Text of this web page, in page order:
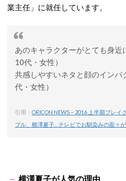
業主任」に就任しています。
あのキャラクターがとても身近
10代・女性）
共感しやすいネタと顔のインパ
代・女性）
引用： ORICON NEWS – 2016 上半期ブレ
プル、横澤夏子…テレビでお馴染みの面々
横澤夏子が人気の理由